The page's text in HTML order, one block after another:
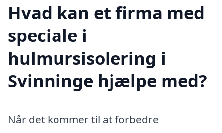
Hvad kan et firma med
speciale i
hulmursisolering i
Svinninge hjælpe med?
Når det kommer til at forbedre